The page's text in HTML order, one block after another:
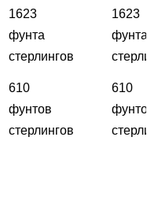
1623
фунта
стерлингов
1623
фунта
610
фунтов
стерлингов
610